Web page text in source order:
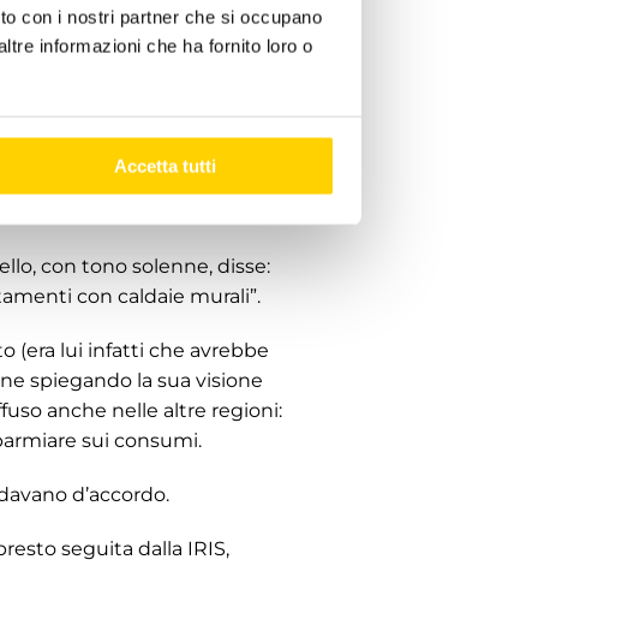
con i nostri partner che si occupano
informazioni che ha fornito loro o
Accetta tutti
il camino acceso di
acquistavano i
individuale (caldaie di
con tono solenne, disse:
con caldaie murali”.
(era lui infatti che avrebbe
spiegando la sua visione
anche nelle altre regioni:
sui consumi.
d’accordo.
seguita dalla IRIS,